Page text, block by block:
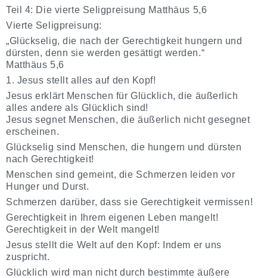
Teil 4: Die vierte Seligpreisung Matthäus 5,6
Vierte Seligpreisung:
„Glückselig, die nach der Gerechtigkeit hungern und
dürsten, denn sie werden gesättigt werden.“
Matthäus 5,6
1. Jesus stellt alles auf den Kopf!
Jesus erklärt Menschen für Glücklich, die äußerlich
alles andere als Glücklich sind!
Jesus segnet Menschen, die äußerlich nicht gesegnet
erscheinen.
Glückselig sind Menschen, die hungern und dürsten
nach Gerechtigkeit!
Menschen sind gemeint, die Schmerzen leiden vor
Hunger und Durst.
Schmerzen darüber, dass sie Gerechtigkeit vermissen!
Gerechtigkeit in Ihrem eigenen Leben mangelt!
Gerechtigkeit in der Welt mangelt!
Jesus stellt die Welt auf den Kopf: Indem er uns
zuspricht.
Glücklich wird man nicht durch bestimmte äußere